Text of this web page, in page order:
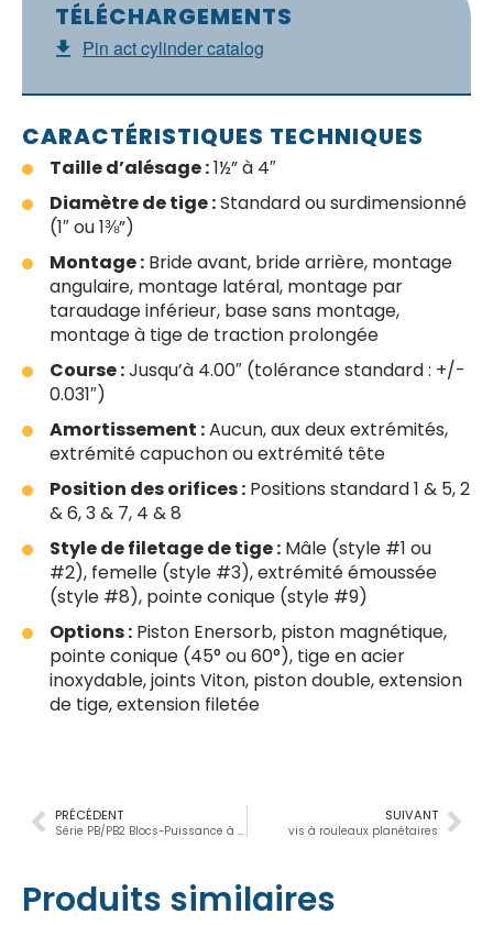
TÉLÉCHARGEMENTS
Pin act cylinder catalog
CARACTÉRISTIQUES TECHNIQUES
Taille d’alésage :1½” à 4″
Diamètre de tige :Standard ou surdimensionné
(1″ ou 1⅜”)
Montage : Bride avant, bride arrière, montage
angulaire, montage latéral, montage par
taraudage inférieur, base sans montage,
montage à tige de traction prolongée
Course :Jusqu’à 4.00″ (tolérance standard : +/-
0.031″)
Amortissement :Aucun, aux deux extrémités,
extrémité capuchon ou extrémité tête
Position des orifices : Positions standard 1 & 5, 2
& 6, 3 & 7, 4 & 8
Style de filetage de tige : Mâle (style #1 ou
#2), femelle (style #3), extrémité émoussée
(style #8), pointe conique (style #9)
Options : Piston Enersorb, piston magnétique,
pointe conique (45° ou 60°), tige en acier
inoxydable, joints Viton, piston double, extension
de tige, extension filetée
SUIVANT
vis à rouleaux planétaires
PRÉCÉDENT
Produits similaires